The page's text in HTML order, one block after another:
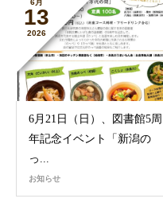
6月
13
2026
6月21日（日）、図書館5周
年記念イベント「新潟の
っ...
お知らせ